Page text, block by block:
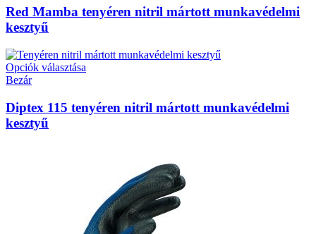
Red Mamba tenyéren nitril mártott munkavédelmi
kesztyű
Opciók választása
Bezár
Diptex 115 tenyéren nitril mártott munkavédelmi
kesztyű